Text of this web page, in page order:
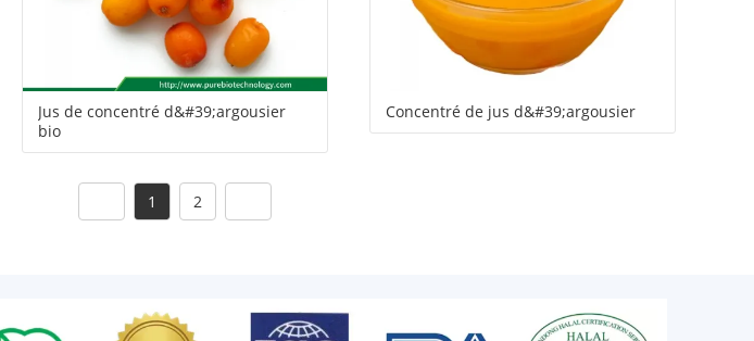
Jus de concentré d&#39;argousier
bio
Concentré de jus d&#39;argousier
1 2